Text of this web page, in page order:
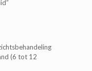
(6 tot 12